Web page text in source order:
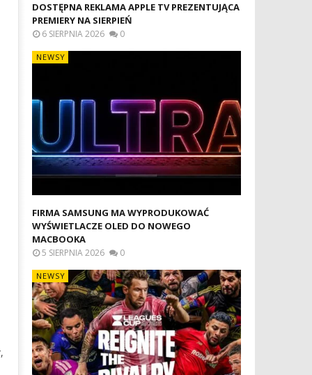
DOSTĘPNA REKLAMA APPLE TV PREZENTUJĄCA
PREMIERY NA SIERPIEŃ
6 SIERPNIA 2026 0
NEWSY
FIRMA SAMSUNG MA WYPRODUKOWAĆ
WYŚWIETLACZE OLED DO NOWEGO
MACBOOKA
5 SIERPNIA 2026 0
NEWSY